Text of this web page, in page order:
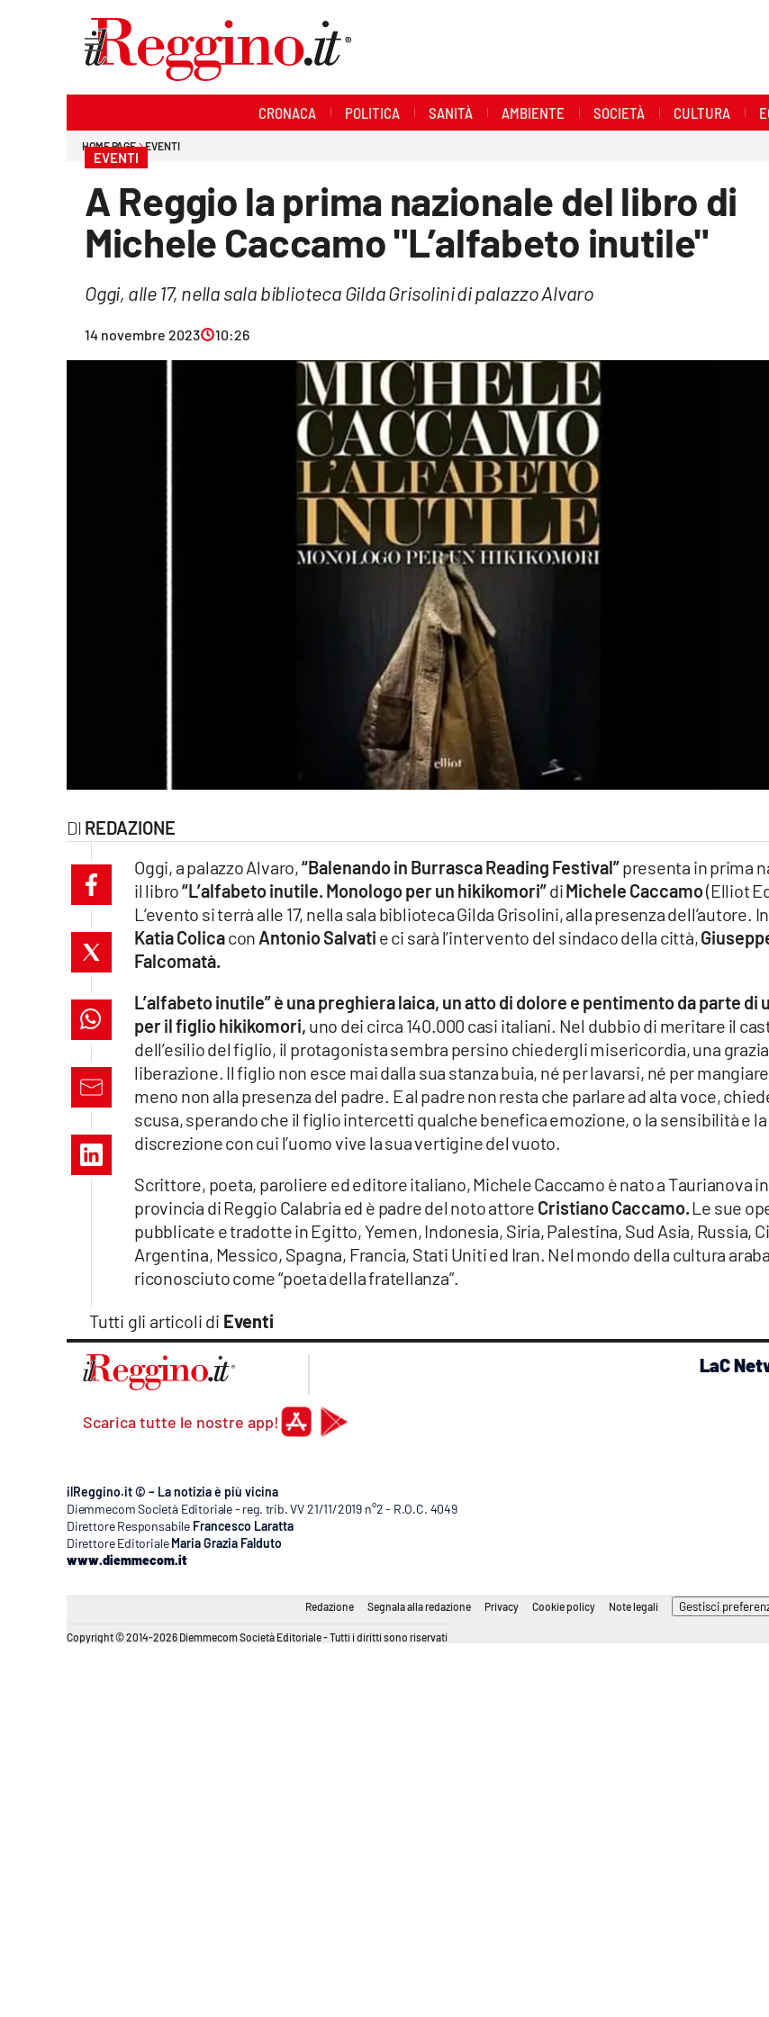
cosenzachannel.it
ilvibonese.it
catanzarochannel.it
lacapitalenews.it
Vai
CRONACA POLITICA SANITÀ AMBIENTE SOCIETÀ CULTURA
HOME PAGE EVENTI
EVENTI
A Reggio la prima nazionale del libro di
Michele Caccamo "L’alfabeto inutile"
Oggi, alle 17, nella sala biblioteca Gilda Grisolini di palazzo Alvaro
14 novembre 2023 10:26
REDAZIONE
Tutti gli articoli di Eventi
Oggi, a palazzo Alvaro,“Balenando in Burrasca Reading Festival”presenta in prima
il libro“L’alfabeto inutile. Monologo per un hikikomori”diMichele Caccamo(Elliot
L’evento si terrà alle 17, nella sala biblioteca Gilda Grisolini, alla presenza dell’autore.
Katia Colicacon Antonio Salvati e ci sarà l’intervento del sindaco della città,
Falcomatà.
L’alfabeto inutile” è una preghiera laica, un atto di dolore e pentimento da parte di
per il figlio hikikomori, uno dei circa 140.000 casi italiani. Nel dubbio di meritare il
dell’esilio del figlio, il protagonista sembra persino chiedergli misericordia, una
liberazione. Il figlio non esce mai dalla sua stanza buia, né per lavarsi, né per
meno non alla presenza del padre. E al padre non resta che parlare ad alta voce,
scusa, sperando che il figlio intercetti qualche benefica emozione, o la sensibilità e la
discrezione con cui l’uomo vive la sua vertigine del vuoto.
Scrittore, poeta, paroliere ed editore italiano, Michele Caccamo è nato a Taurianova in
provincia di Reggio Calabria ed è padre del noto attore Cristiano Caccamo.Le sue
pubblicate e tradotte in Egitto, Yemen, Indonesia, Siria, Palestina, Sud Asia, Russia,
Argentina, Messico, Spagna, Francia, Stati Uniti ed Iran. Nel mondo della cultura
riconosciuto come “poeta della fratellanza”.
Scarica tutte le nostre app!
LaC
ilReggino.it © – La notizia è più vicina
Diemmecom Società Editoriale - reg. trib. VV 21/11/2019 n°2 - R.O.C. 4049
Direttore Responsabile Francesco Laratta
Direttore Editoriale Maria Grazia Falduto
www.diemmecom.it
Redazione Segnala alla redazione Privacy Cookie policy Note legali Gestisci
Copyright © 2014-2026 Diemmecom Società Editoriale - Tutti i diritti sono riservati